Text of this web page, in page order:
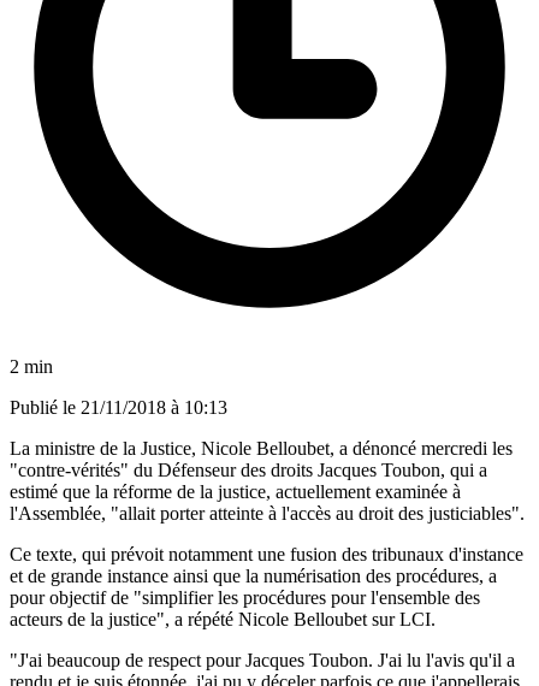
2 min
Publié le 21/11/2018 à 10:13
La ministre de la Justice, Nicole Belloubet, a dénoncé mercredi les
"contre-vérités" du Défenseur des droits Jacques Toubon, qui a
estimé que la réforme de la justice, actuellement examinée à
l'Assemblée, "allait porter atteinte à l'accès au droit des justiciables".
Ce texte, qui prévoit notamment une fusion des tribunaux d'instance
et de grande instance ainsi que la numérisation des procédures, a
pour objectif de "simplifier les procédures pour l'ensemble des
acteurs de la justice", a répété Nicole Belloubet sur LCI.
"J'ai beaucoup de respect pour Jacques Toubon. J'ai lu l'avis qu'il a
rendu et je suis étonnée, j'ai pu y déceler parfois ce que j'appellerais